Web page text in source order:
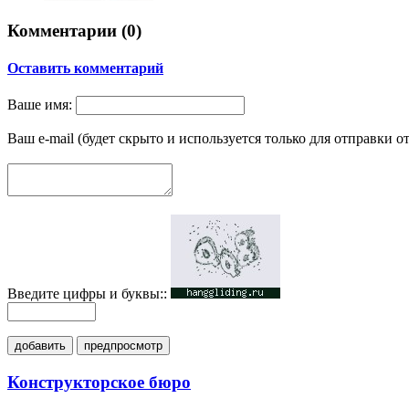
Комментарии (0)
Оставить комментарий
Ваше имя:
Ваш e-mail (будет скрыто и используется только для отправки
Введите цифры и буквы::
добавить предпросмотр
Конструкторское бюро